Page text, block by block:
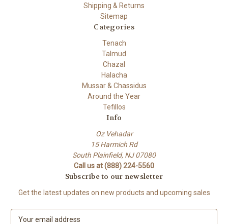
Shipping & Returns
Sitemap
Categories
Tenach
Talmud
Chazal
Halacha
Mussar & Chassidus
Around the Year
Tefillos
Info
Oz Vehadar
15 Harmich Rd
South Plainfield, NJ 07080
Call us at (888) 224-5560
Subscribe to our newsletter
Get the latest updates on new products and upcoming sales